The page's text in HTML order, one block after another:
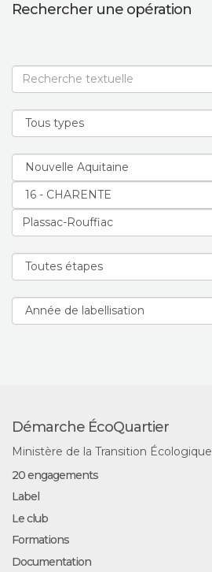
Rechercher une opération
Démarche ÉcoQuartier
Ministère de la Transition Écologique
20 engagements
Label
Le club
Formations
Documentation